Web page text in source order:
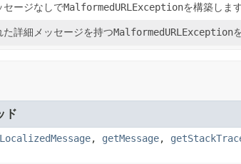
セージなしでMalformedURLExceptionを構築します
た詳細メッセージを持つMalformedURLException
ド
, getMessage,